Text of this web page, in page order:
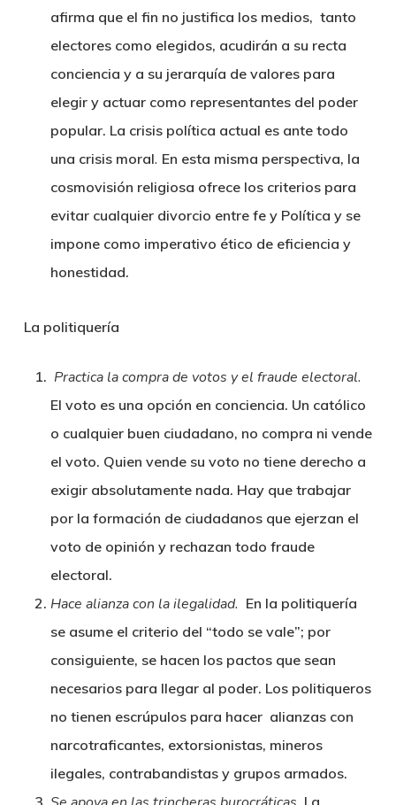
afirma que el fin no justifica los medios, tanto
electores como elegidos, acudirán a su recta
conciencia y a su jerarquía de valores para
elegir y actuar como representantes del poder
popular. La crisis política actual es ante todo
una crisis moral. En esta misma perspectiva, la
cosmovisión religiosa ofrece los criterios para
evitar cualquier divorcio entre fe y Política y se
impone como imperativo ético de eficiencia y
honestidad.
La politiquería
Practica la compra de votos y el fraude electoral.
El voto es una opción en conciencia. Un católico
o cualquier buen ciudadano, no compra ni vende
el voto. Quien vende su voto no tiene derecho a
exigir absolutamente nada. Hay que trabajar
por la formación de ciudadanos que ejerzan el
voto de opinión y rechazan todo fraude
electoral.
Hace alianza con la ilegalidad. En la politiquería
se asume el criterio del “todo se vale”; por
consiguiente, se hacen los pactos que sean
necesarios para llegar al poder. Los politiqueros
no tienen escrúpulos para hacer alianzas con
narcotraficantes, extorsionistas, mineros
ilegales, contrabandistas y grupos armados.
La